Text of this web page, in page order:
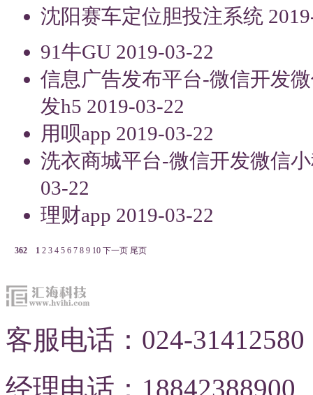
沈阳赛车定位胆投注系统
91牛GU 2019-03-22
信息广告发布平台-微信开发
发h5 2019-03-22
用呗app 2019-03-22
洗衣商城平台-微信开发微信
03-22
理财app 2019-03-22
362 1 2 3 4 5 6 7 8 9 10 下一页 尾页
客服电话：024-31412580
经理电话：18842388900